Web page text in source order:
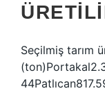
Seçilmiş tarım